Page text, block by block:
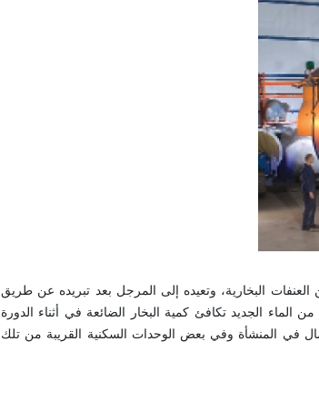
البخارية، وتعيده إلى المرجل بعد تبريده عن طريق
الماء الجديد تكافئ كمية البخار الضائعة في أثناء الدورة
في المنشأة وفي بعض الوحدات السكنية القريبة من تلك